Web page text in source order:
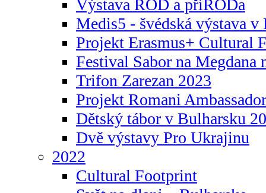
Výstava ROD a příRODa
Medis5 - švédská výstava v
Projekt Erasmus+ Cultural
Festival Sabor na Megdana
Trifon Zarezan 2023
Projekt Romani
Dětský tábor v Bulharsku
Dvě výstavy Pro Ukrajinu
2022
Cultural Footprint